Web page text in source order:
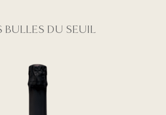
BULLES DU SEUIL